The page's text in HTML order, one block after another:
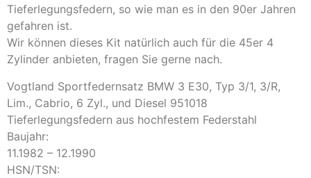
Tieferlegungsfedern, so wie man es in den 90er Jahren
gefahren ist.
Wir können dieses Kit natürlich auch für die 45er 4
Zylinder anbieten, fragen Sie gerne nach.
Vogtland Sportfedernsatz BMW 3 E30, Typ 3/1, 3/R,
Lim., Cabrio, 6 Zyl., und Diesel 951018
Tieferlegungsfedern aus hochfestem Federstahl
Baujahr:
11.1982 – 12.1990
HSN/TSN: